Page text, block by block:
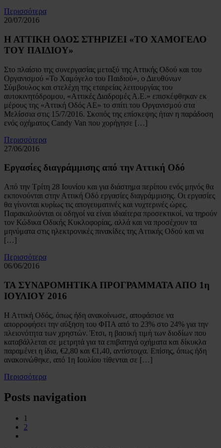
Περισσότερα
20/07/2016
Η ΑΤΤΙΚΗ ΟΔΟΣ ΣΤΗΡΙΖΕΙ «ΤΟ ΧΑΜΟΓΕΛΟ
ΤΟΥ ΠΑΙΔΙΟΥ»
Στο πλαίσιο της συνεργασίας μεταξύ της Αττικής Οδού και του
Οργανισμού «Το Χαμόγελο του Παιδιού», ο Διευθύνων
Σύμβουλος και στελέχη της εταιρείας λειτουργίας του
αυτοκινητόδρομου, «Αττικές Διαδρομές Α.Ε.» επισκέφθηκαν εκ
μέρους της «Αττική Οδός ΑΕ» το σπίτι του Οργανισμού στα
Μελίσσια στις 15/7/2016. Σκοπός της επίσκεψης ήταν η παράδοση
ενός οχήματος Candy Van που χορήγησε […]
Περισσότερα
27/06/2016
Εργασίες διαγράμμισης από την Αττική Οδό
Από την Τρίτη 28 Ιουνίου και για διάστημα περίπου ενός μηνός θα
εκπονούνται στην Αττική Οδό εργασίες διαγράμμισης. Οι εργασίες
θα γίνονται κυρίως τις απογευματινές και νυχτερινές ώρες.
Παρακαλούνται οι οδηγοί να είναι ιδιαίτερα προσεκτικοί, να τηρούν
τον Κώδικα Οδικής Κυκλοφορίας, αλλά και να προσέχουν τα
μηνύματα στις ηλεκτρονικές πινακίδες της Αττικής Οδού και να
[…]
Περισσότερα
06/06/2016
ΤΑ ΣΥΝΔΡΟΜΗΤΙΚΑ ΠΡΟΓΡΑΜΜΑΤΑ ΑΠΟ 1η
ΙΟΥΛΙΟΥ 2016
Η Αττική Οδός, όπως ήδη ανακοίνωσε, αποφάσισε να
απορροφήσει την αύξηση του ΦΠΑ από το 23% στο 24% για την
πλειονότητα των χρηστών. Έτσι, η βασική τιμή των διοδίων που
καταβάλλεται σε μετρητά για τα επιβατηγά οχήματα και δίκυκλα
παραμένει η ίδια, €2,80 και €1,40, αντίστοιχα. Επίσης, όπως ήδη
ανακοινώθηκε, από 1η Ιουλίου τίθενται σε […]
Περισσότερα
Posts navigation
1
2